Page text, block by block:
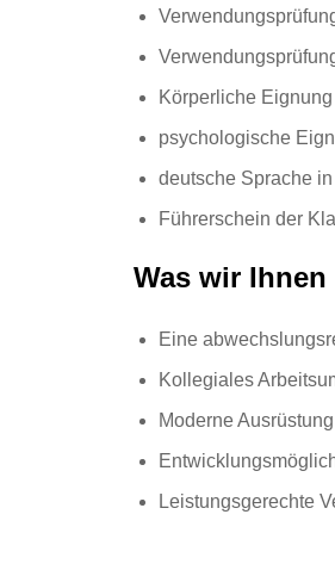
Körperliche
psychologische
deutsche Sprache
Führerschein der
Was wir Ihnen
Eine
Kollegiales
Moderne
Leistungsgerechte